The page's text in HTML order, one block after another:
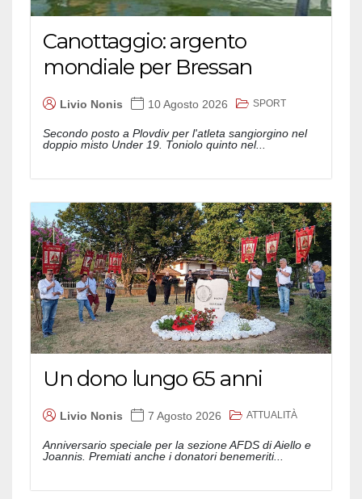
Canottaggio: argento
mondiale per Bressan
Livio Nonis 10 Agosto 2026 SPORT
Secondo posto a Plovdiv per l'atleta sangiorgino nel
doppio misto Under 19. Toniolo quinto nel...
Un dono lungo 65 anni
Livio Nonis 7 Agosto 2026 ATTUALITÀ
Anniversario speciale per la sezione AFDS di Aiello e
Joannis. Premiati anche i donatori benemeriti...